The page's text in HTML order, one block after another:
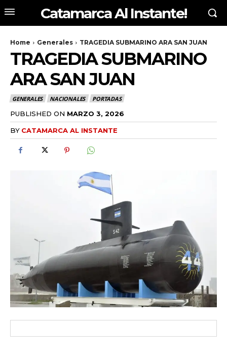
Catamarca Al Instante!
Home Generales TRAGEDIA SUBMARINO ARA SAN JUAN
TRAGEDIA SUBMARINO
ARA SAN JUAN
GENERALES NACIONALES PORTADAS
PUBLISHED ON MARZO 3, 2026
BY CATAMARCA AL INSTANTE